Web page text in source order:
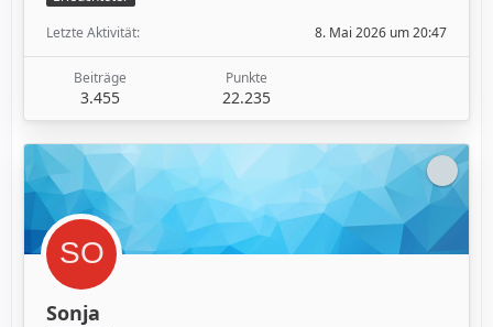
Letzte Aktivität
8. Mai 2026 um 20:47
Beiträge
3.455
Punkte
22.235
Sonja